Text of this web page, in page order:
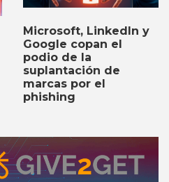
Microsoft, LinkedIn y
Google copan el
podio de la
suplantación de
marcas por el
phishing